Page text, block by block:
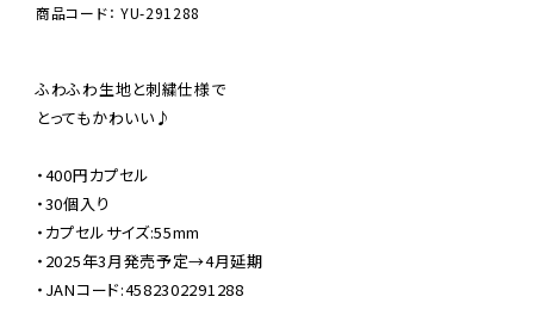
商品コード： YU-291288
ふわふわ生地と刺繍仕様で
とってもかわいい♪
・400円カプセル
・30個入り
・カプセルサイズ:55mm
・2025年3月発売予定→4月延期
・JANコード:4582302291288